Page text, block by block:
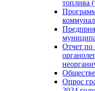
топлива
Отчет по
Опрос